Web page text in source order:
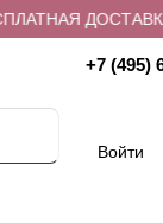
+7 (495)
Войти